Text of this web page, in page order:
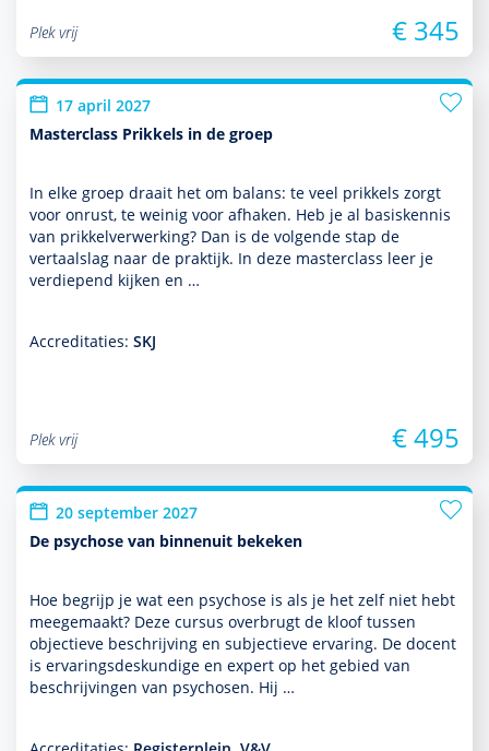
Plek vrij € 345
17 april 2027
Masterclass Prikkels in de groep
In elke groep draait het om balans: te veel prikkels zorgt
voor onrust, te weinig voor afhaken. Heb je al basis­kennis
van prikkelverwerking? Dan is de volgende stap de
vertaalslag naar de prak­tijk. In deze master­class leer je
ver­die­pend kijken en …
Accreditaties: SKJ
Plek vrij € 495
20 september 2027
De psychose van binnenuit bekeken
Hoe begrijp je wat een psychose is als je het zelf niet hebt
meegemaakt? Deze cursus overbrugt de kloof tussen
objectieve beschrijving en subjectieve ervaring. De docent
is ervarings­des­kun­dige en expert op het gebied van
beschrijvingen van psychosen. Hij …